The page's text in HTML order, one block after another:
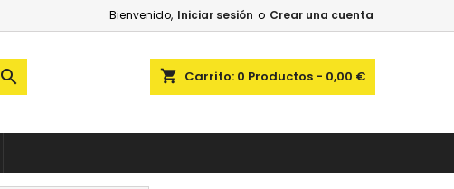
Bienvenido, Iniciar sesión o Crear una cuenta
shopping_cart Carrito: 0 Productos - 0,00 €
